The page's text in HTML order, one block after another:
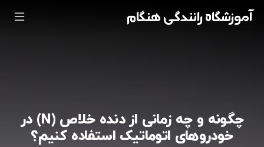
آموزشگاه رانندگی هنگام
چگونه و چه زمانی از دنده خلاص (N) در
خودروهای اتوماتیک استفاده کنیم؟